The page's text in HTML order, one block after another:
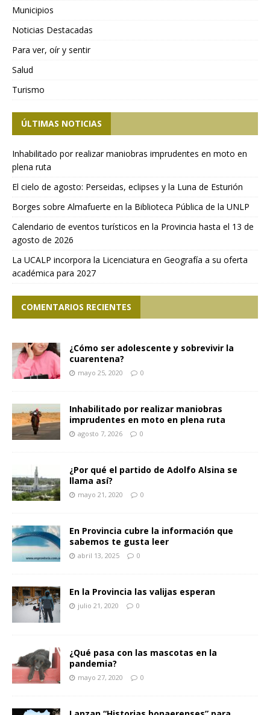
Municipios
Noticias Destacadas
Para ver, oír y sentir
Salud
Turismo
ÚLTIMAS NOTICIAS
Inhabilitado por realizar maniobras imprudentes en moto en
plena ruta
El cielo de agosto: Perseidas, eclipses y la Luna de Esturión
Borges sobre Almafuerte en la Biblioteca Pública de la UNLP
Calendario de eventos turísticos en la Provincia hasta el 13 de
agosto de 2026
La UCALP incorpora la Licenciatura en Geografía a su oferta
académica para 2027
COMENTARIOS RECIENTES
¿Cómo ser adolescente y sobrevivir la
cuarentena?
mayo 25, 2020 0
Inhabilitado por realizar maniobras
imprudentes en moto en plena ruta
agosto 7, 2026 0
¿Por qué el partido de Adolfo Alsina se
llama así?
mayo 21, 2020 0
En Provincia cubre la información que
sabemos te gusta leer
abril 13, 2025 0
En la Provincia las valijas esperan
julio 21, 2020 0
¿Qué pasa con las mascotas en la
pandemia?
mayo 27, 2020 0